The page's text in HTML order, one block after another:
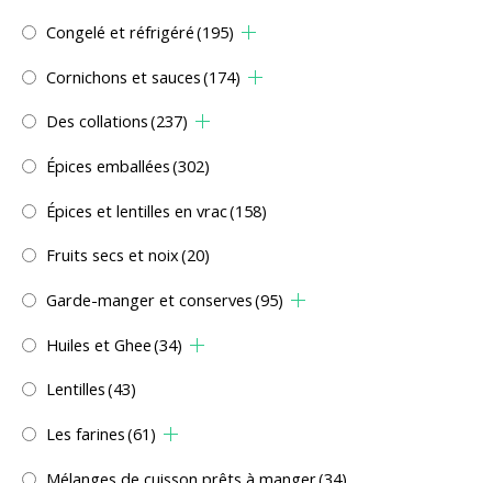
Congelé et réfrigéré(195)
Cornichons et sauces(174)
Des collations(237)
Épices emballées(302)
Épices et lentilles en vrac(158)
Fruits secs et noix(20)
Garde-manger et conserves(95)
Huiles et Ghee(34)
Lentilles(43)
Les farines(61)
Mélanges de cuisson prêts à manger(34)